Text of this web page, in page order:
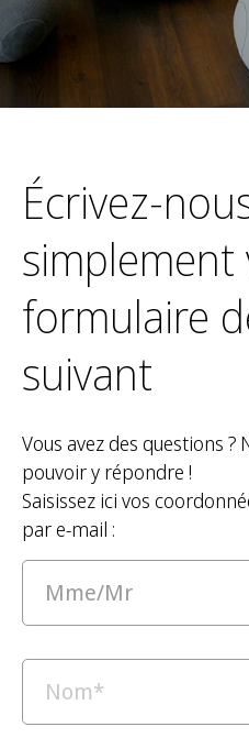
Écrivez-
simplement
formulaire
suivant
Vous avez des questions ?
pouvoir y répondre !
Saisissez ici vos
par e-mail :